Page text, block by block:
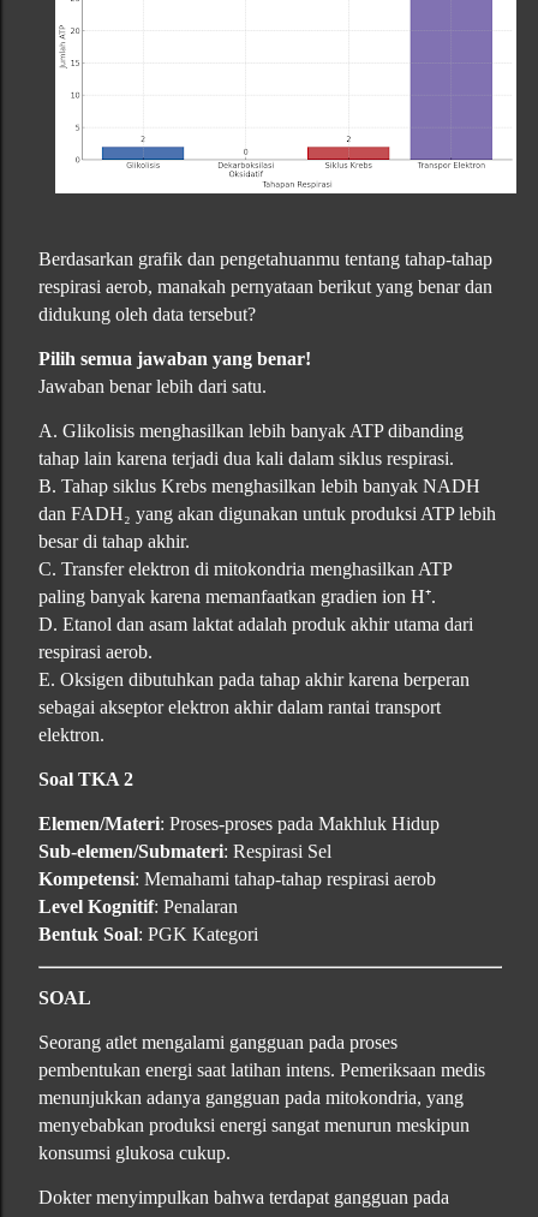
Berdasarkan grafik dan pengetahuanmu tentang tahap-tahap
respirasi aerob, manakah pernyataan berikut yang benar dan
didukung oleh data tersebut?
Pilih semua jawaban yang benar!
Jawaban benar lebih dari satu.
A. Glikolisis menghasilkan lebih banyak ATP dibanding
tahap lain karena terjadi dua kali dalam siklus respirasi.
B. Tahap siklus Krebs menghasilkan lebih banyak NADH
dan FADH₂ yang akan digunakan untuk produksi ATP lebih
besar di tahap akhir.
C. Transfer elektron di mitokondria menghasilkan ATP
paling banyak karena memanfaatkan gradien ion H⁺.
D. Etanol dan asam laktat adalah produk akhir utama dari
respirasi aerob.
E. Oksigen dibutuhkan pada tahap akhir karena berperan
sebagai akseptor elektron akhir dalam rantai transport
elektron.
Soal TKA 2
Elemen/Materi: Proses-proses pada Makhluk Hidup
Sub-elemen/Submateri: Respirasi Sel
Kompetensi: Memahami tahap-tahap respirasi aerob
Level Kognitif: Penalaran
Bentuk Soal: PGK Kategori
SOAL
Seorang atlet mengalami gangguan pada proses
pembentukan energi saat latihan intens. Pemeriksaan medis
menunjukkan adanya gangguan pada mitokondria, yang
menyebabkan produksi energi sangat menurun meskipun
konsumsi glukosa cukup.
Dokter menyimpulkan bahwa terdapat gangguan pada